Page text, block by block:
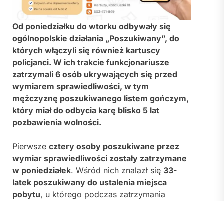
Od poniedziałku do wtorku odbywały się
ogólnopolskie działania „Poszukiwany”, do
których włączyli się również kartuscy
policjanci. W ich trakcie funkcjonariusze
zatrzymali 6 osób ukrywających się przed
wymiarem sprawiedliwości, w tym
mężczyznę poszukiwanego listem gończym,
który miał do odbycia karę blisko 5 lat
pozbawienia wolności.
Pierwsze cztery osoby poszukiwane przez
wymiar sprawiedliwości zostały zatrzymane
w poniedziałek. Wśród nich znalazł się 33-
latek poszukiwany do ustalenia miejsca
pobytu, u którego podczas zatrzymania